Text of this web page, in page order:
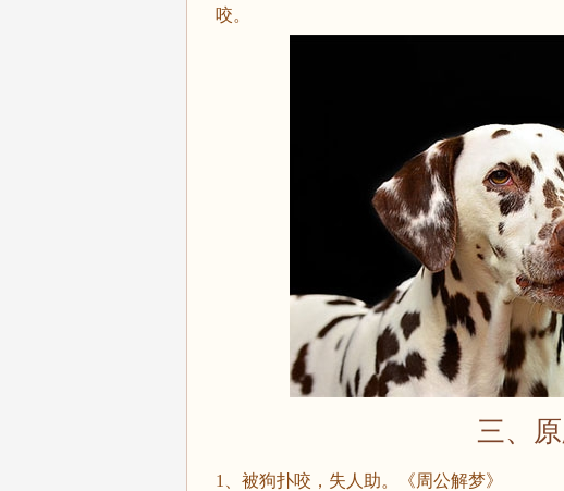
咬。
三、
1、被狗扑咬，失人助。《周公解梦》